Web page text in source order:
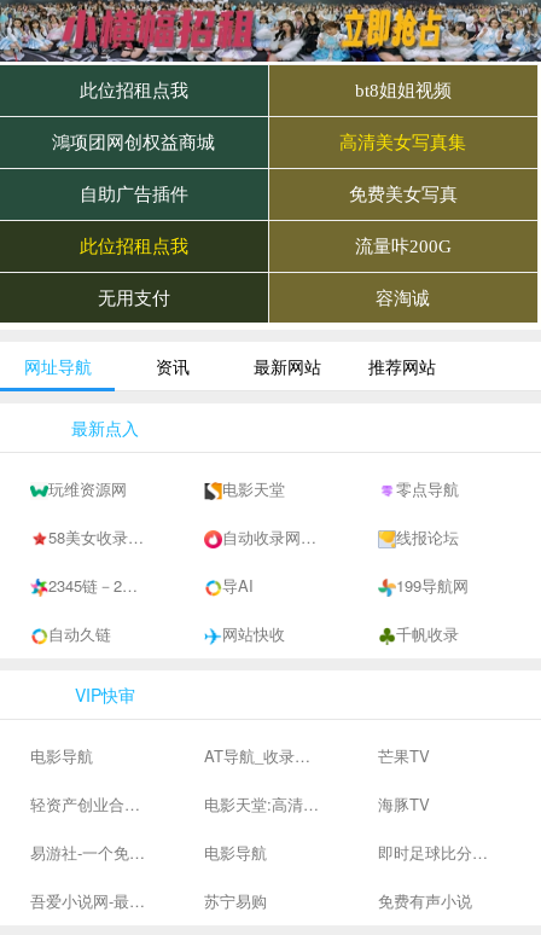
网址导航 资讯 最新网站 推荐网站
最新点入
玩维资源网 电影天堂 零点导航
58美女收录网-自动收录网站-流量交换-自动链 自动收录网 - 自动秒收录-网站收录-收录网站-网址收录-秒收录 线报论坛
2345链－2345自助链，2345网址目录，2345网址导航 导AI 199导航网
自动久链 网站快收 千帆收录
VIP快审
电影导航 AT导航_收录网_免费收录网站_自动收录网_秒收录 芒果TV
轻资产创业合集、私域引流服务、抖音有效粉丝 电影天堂:高清电影下载,高品质生活 海豚TV
易游社-一个免费二次元游戏分享社区 电影导航 即时足球比分直播-精准赛程赛果及角球数查询 | 让足球滚一会
吾爱小说网-最新热门免费小说阅读 苏宁易购 免费有声小说